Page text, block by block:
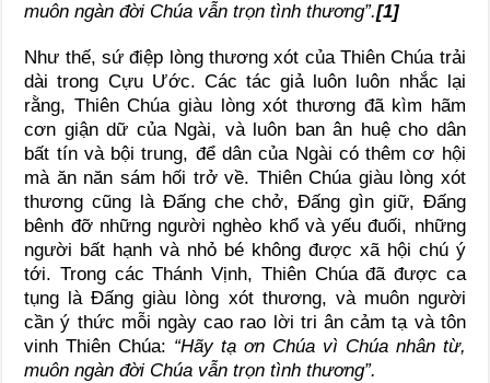
muôn ngàn đời Chúa vẫn trọn tình thương”.[1]
Như thế, sứ điệp lòng thương xót của Thiên Chúa trải
dài trong Cựu Ước. Các tác giả luôn luôn nhắc lại
rằng, Thiên Chúa giàu lòng xót thương đã kìm hãm
cơn giận dữ của Ngài, và luôn ban ân huệ cho dân
bất tín và bội trung, để dân của Ngài có thêm cơ hội
mà ăn năn sám hối trở về. Thiên Chúa giàu lòng xót
thương cũng là Đấng che chở, Đấng gìn giữ, Đấng
bênh đỡ những người nghèo khổ và yếu đuối, những
người bất hạnh và nhỏ bé không được xã hội chú ý
tới. Trong các Thánh Vịnh, Thiên Chúa đã được ca
tụng là Đấng giàu lòng xót thương, và muôn người
cần ý thức mỗi ngày cao rao lời tri ân cảm tạ và tôn
vinh Thiên Chúa: “Hãy tạ ơn Chúa vì Chúa nhân từ,
muôn ngàn đời Chúa vẫn trọn tình thương”.